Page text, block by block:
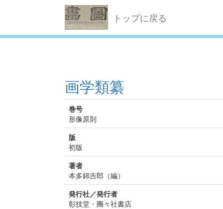
トップに戻る
画学類纂
巻号
形像原則
版
初版
著者
本多錦吉郎（編）
発行社／発行者
彰技堂・團々社書店